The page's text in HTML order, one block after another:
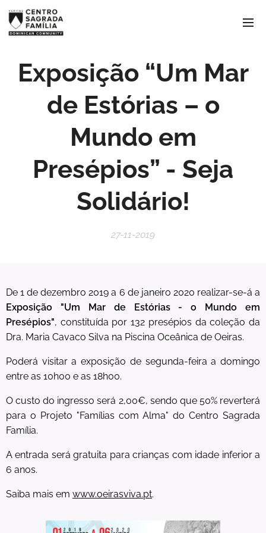
Exposição “Um Mar
de Estórias – o
Mundo em
Presépios” - Seja
Solidário!
27-11-2019
De 1 de dezembro 2019 a 6 de janeiro 2020 realizar-se-á a
Exposição "Um Mar de Estórias - o Mundo em
Presépios", constituída por 132 presépios da coleção da
Dra. Maria Cavaco Silva na Piscina Oceânica de Oeiras.
Poderá visitar a exposição de segunda-feira a domingo
entre as 10h00 e as 18h00.
O custo do ingresso será 2,00€, sendo que 50% reverterá
para o Projeto "Famílias com Alma" do Centro Sagrada
Família.
A entrada será gratuita para crianças com idade inferior a
6 anos.
Saiba mais em www.oeirasviva.pt.